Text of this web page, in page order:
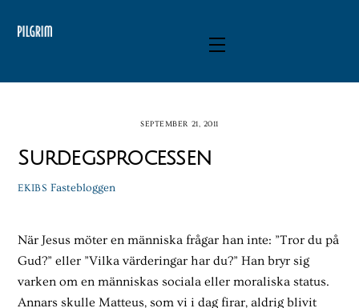
Menu
SEPTEMBER 21, 2011
Surdegsprocessen
EKIBS Fastebloggen
När Jesus möter en människa frågar han inte: ”Tror du på
Gud?” eller ”Vilka värderingar har du?” Han bryr sig
varken om en människas sociala eller moraliska status.
Annars skulle Matteus, som vi i dag firar, aldrig blivit